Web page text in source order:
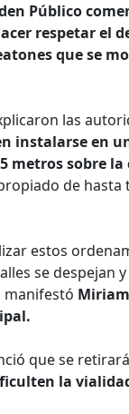
Público
respetar el
que se
las
instalarse en
metros sobre la
de hasta
estos
se despejan
manifestó
que se
la